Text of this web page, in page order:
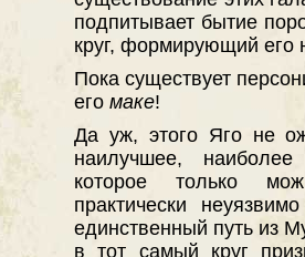
подпитывает бытие
круг, формирующий его
Пока существует
его маке!
Да уж, этого Яго не
наилучшее,
которое только
практически
единственный путь из
в тот самый круг